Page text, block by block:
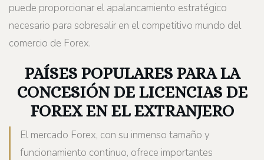
puede proporcionar el apalancamiento estratégico
necesario para sobresalir en el competitivo mundo del
comercio de Forex.
PAÍSES POPULARES PARA LA
CONCESIÓN DE LICENCIAS DE
FOREX EN EL EXTRANJERO
El mercado Forex, con su inmenso tamaño y
funcionamiento continuo, ofrece importantes